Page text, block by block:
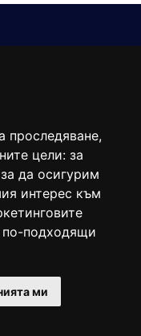
проследяване,
цели: за
за да осигурим
интерес към
по-подходящи
ми